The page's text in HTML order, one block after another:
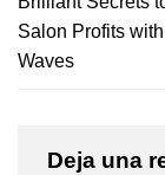
Salon Profits
Waves
Deja una